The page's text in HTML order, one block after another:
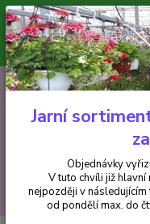
Minimální hodnota
V tuto chvíli již hlavní
nejpozději v následujícím
vyřizujeme
+420 602 223 614
Jarní
Objednávky
V tuto chvíli již hlavní
nejpozději v
od pondělí max. do